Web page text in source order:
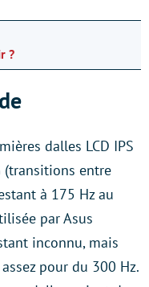
?
dalles LCD IPS
(transitions entre
à 175 Hz au
par Asus
inconnu, mais
pour du 300 Hz.